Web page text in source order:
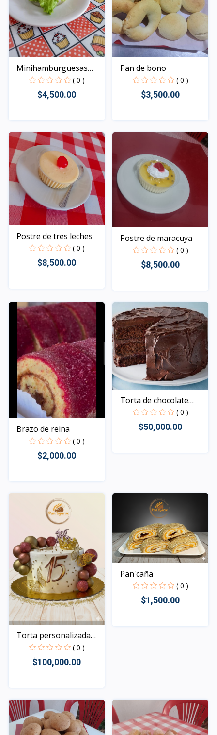
Minihamburguesas
vegana...
( 0 )
$4,500.00
Rápido Vista
Pan de bono
( 0 )
$3,500.00
Rápido Vista
Postre de tres leches
( 0 )
$8,500.00
Postre de maracuya
( 0 )
$8,500.00
Rápido Vista
Brazo de reina
( 0 )
$2,000.00
Rápido Vista
Torta de chocolate
natu...
( 0 )
$50,000.00
Torta personalizada
de...
( 0 )
$100,000.00
Rápido Vista
Pan'caña
( 0 )
$1,500.00